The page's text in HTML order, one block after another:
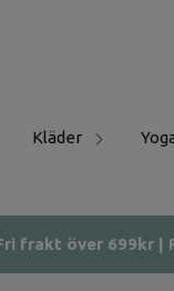
Kläder
frakt över 699kr |